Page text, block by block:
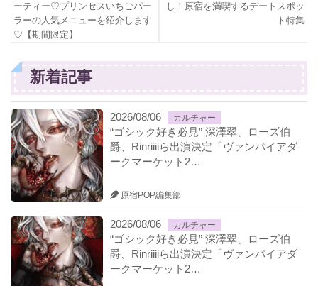
ーティー♡プリンセスいちごパー
ラーの人気メニューを紹介します
♡【期間限定】
し！原宿を満喫するデートスポッ
ト特集
新着記事
2026/08/06 カルチャー
“ゴシック好き必見” 深澤翠、ローズ伯
爵、Rinriiiiら出演決定「ヴァンパイアダ
ークマーケット2…
原宿POP編集部
2026/08/06 カルチャー
“ゴシック好き必見” 深澤翠、ローズ伯
爵、Rinriiiiら出演決定「ヴァンパイアダ
ークマーケット2…